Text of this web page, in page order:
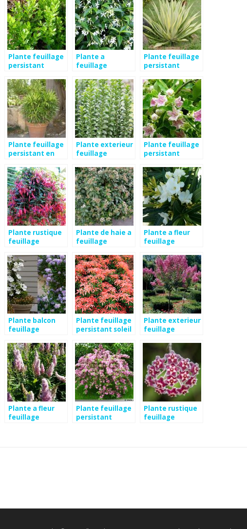
Plante feuillage
persistant
Plante a
feuillage
Plante feuillage
persistant
Plante feuillage
persistant en
Plante exterieur
feuillage
Plante feuillage
persistant
Plante rustique
feuillage
Plante de haie a
feuillage
Plante a fleur
feuillage
Plante balcon
feuillage
Plante feuillage
persistant soleil
Plante exterieur
feuillage
Plante a fleur
feuillage
Plante feuillage
persistant
Plante rustique
feuillage